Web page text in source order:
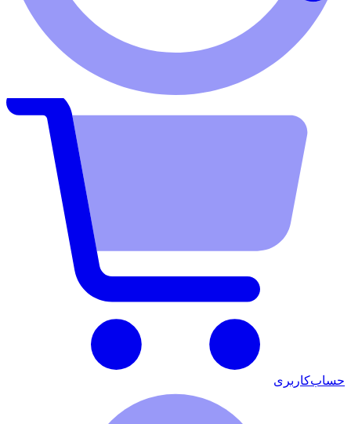
حساب‌کاربری